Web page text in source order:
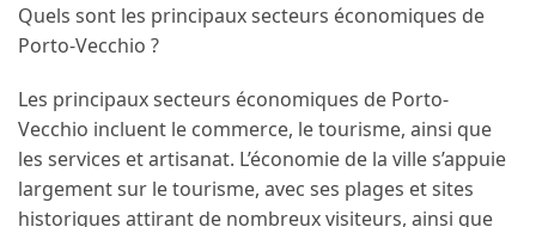
Quels sont les principaux secteurs économiques de
Porto-Vecchio ?
Les principaux secteurs économiques de Porto-
Vecchio incluent le commerce, le tourisme, ainsi que
les services et artisanat. L’économie de la ville s’appuie
largement sur le tourisme, avec ses plages et sites
historiques attirant de nombreux visiteurs, ainsi que